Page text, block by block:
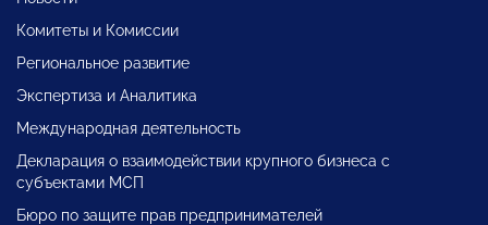
Комитеты и Комиссии
Региональное развитие
Экспертиза и Аналитика
Международная деятельность
Декларация о взаимодействии крупного бизнеса с
субъектами МСП
Бюро по защите прав предпринимателей